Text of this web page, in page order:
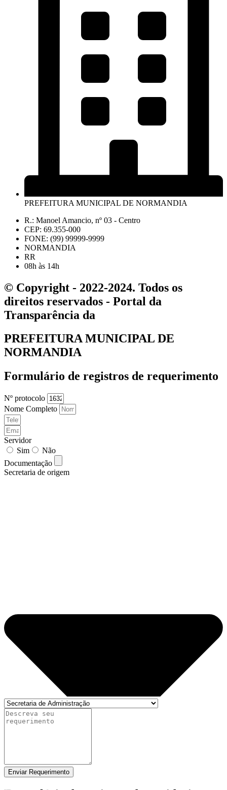
PREFEITURA MUNICIPAL DE NORMANDIA
R.: Manoel Amancio, nº 03 - Centro
CEP: 69.355-000
FONE: (99) 99999-9999
NORMANDIA
RR
08h às 14h
© Copyright - 2022-2024. Todos os
direitos reservados - Portal da
Transparência da
PREFEITURA MUNICIPAL DE
NORMANDIA
Formulário de registros de requerimento
Nº protocolo
Nome Completo
Servidor
Sim
Não
Documentação
Secretaria de origem
Enviar Requerimento